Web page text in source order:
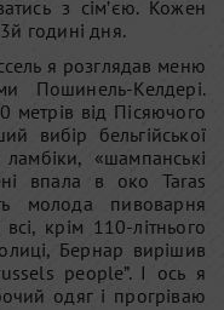
з сім’єю. Кожен
годині дня.
я розглядав меню
Пошинель-Келдері.
метрів від Пісяючого
вибір бельгійської
«шампанські
впала в око Taras
молода пивоварня
крім 110-літнього
Бернар вирішив
people”. І ось я
одяг і прогріваю